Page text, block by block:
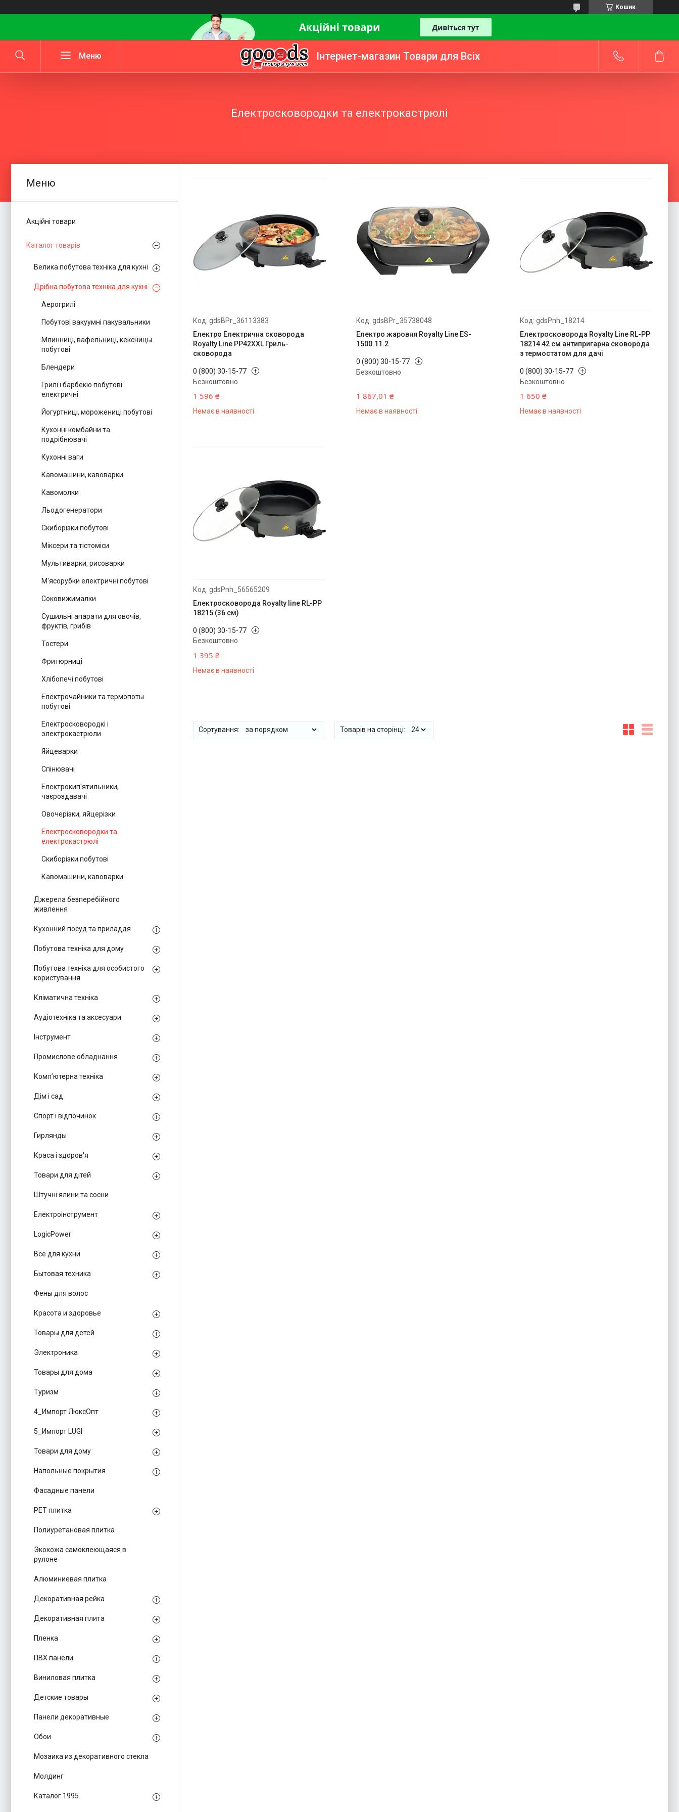
Кошик
Інтернет-магазин Товари для Всіх
Електросковородки та електрокастрюлі
gdsBPr_36113383
Електро Електрична сковорода
Royalty Line PP42XXL Гриль-
сковорода
0 (800) 30-15-77
Безкоштовно
1 596 ₴
Немає в наявності
gdsBPr_35738048
Електро жаровня Royalty Line ES-
1500.11.2
0 (800) 30-15-77
Безкоштовно
1 867,01 ₴
Немає в наявності
gdsPnh_18214
Електросковорода Royalty Line RL-PP
18214 42 см антипригарна сковорода
з термостатом для дачі
0 (800) 30-15-77
Безкоштовно
1 650 ₴
Немає в наявності
gdsPnh_56565209
Електросковорода Royalty line RL-PP
18215 (36 см)
0 (800) 30-15-77
Безкоштовно
1 395 ₴
Немає в наявності
Акційні товари
Каталог товарів
Велика побутова техніка для кухні
Дрібна побутова техніка для кухні
Аерогрилі
Побутові вакуумні пакувальники
Млинниці, вафельниці, кексницы
побутові
Блендери
Грилі і барбекю побутові
електричні
Йогуртниці, морожениці побутові
Кухонні комбайни та
подрібнювачі
Кухонні ваги
Кавомашини, кавоварки
Кавомолки
Льодогенератори
Скиборізки побутові
Міксери та тістоміси
Мультиварки, рисоварки
М'ясорубки електричні побутові
Соковижималки
Сушильні апарати для овочів,
фруктів, грибів
Тостери
Фритюрниці
Хлібопечі побутові
Електрочайники та термопоты
побутові
Електросковородкі і
электрокастрюли
Яйцеварки
Спінювачі
Електрокип'ятильники,
чаєроздавачі
Овочерізки, яйцерізки
Електросковородки та
електрокастрюлі
Скиборізки побутові
Кавомашини, кавоварки
Джерела безперебійного
живлення
Кухонний посуд та приладдя
Побутова техніка для дому
Побутова техніка для особистого
користування
Кліматична техніка
Аудіотехніка та аксесуари
Інструмент
Промислове обладнання
Комп’ютерна техніка
Дім і сад
Спорт і відпочинок
Гирлянды
Краса і здоров'я
Товари для дітей
Штучні ялини та сосни
Електроінструмент
LogicPower
Все для кухни
Бытовая техника
Фены для волос
Красота и здоровье
Товары для детей
Электроника
Товары для дома
Туризм
4_Импорт ЛюксОпт
5_Импорт LUGI
Товари для дому
Напольные покрытия
Фасадные панели
PЕT плитка
Полиуретановая плитка
Экокожа самоклеющаяся в
рулоне
Алюминиевая плитка
Декоративная рейка
Декоративная плита
Пленка
ПВХ панели
Виниловая плитка
Детские товары
Панели декоративные
Обои
Мозаика из декоративного стекла
Молдинг
Каталог 1995